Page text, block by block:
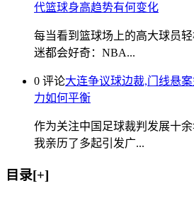
代篮球身高趋势有何变化
每当看到篮球场上的高大球员
迷都会好奇：NBA...
0 评论大连争议球边裁,门线悬
力如何平衡
作为关注中国足球裁判发展十余
我亲历了多起引发广...
目录[+]